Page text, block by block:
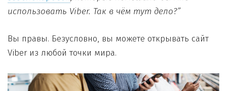
использовать Viber. Так в чём тут дело?”
Вы правы. Безусловно, вы можете открывать сайт
Viber из любой точки мира.